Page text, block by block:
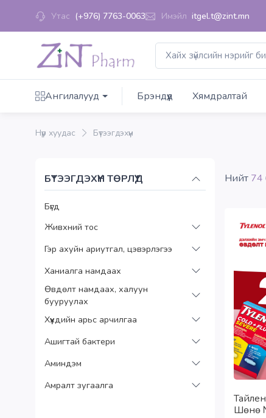
Утас (+976) 7763-0063 Имэйл itgel.t@zint.mn
Ангилалууд Брэндүүд Хямдралтай
Нүүр хуудас Бүтээгдэхүүн
БҮТЭЭГДЭХҮҮН ТӨРЛҮҮД
Бүгд
Живхний тос
Гэр ахуйн ариутгал, цэвэрлэгээ
Ханиалга намдаах
Өвдөлт намдаах, халуун
бууруулах
Хүүхдийн арьс арчилгаа
Ашигтай бактери
Аминдэм
Амралт зугаалга
Нийт 74
Шөнө